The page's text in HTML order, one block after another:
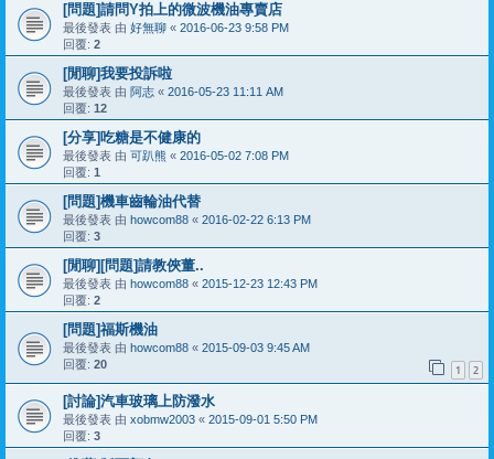
[問題]請問Y拍上的微波機油專賣店
最後發表 由 好無聊 « 2016-06-23 9:58 PM
回覆: 2
[閒聊]我要投訴啦
最後發表 由 阿志 « 2016-05-23 11:11 AM
回覆: 12
[分享]吃糖是不健康的
最後發表 由 可趴熊 « 2016-05-02 7:08 PM
回覆: 1
[問題]機車齒輪油代替
最後發表 由 howcom88 « 2016-02-22 6:13 PM
回覆: 3
[閒聊][問題]請教俠董..
最後發表 由 howcom88 « 2015-12-23 12:43 PM
回覆: 2
[問題]福斯機油
最後發表 由 howcom88 « 2015-09-03 9:45 AM
回覆: 20 1 2
[討論]汽車玻璃上防潑水
最後發表 由 xobmw2003 « 2015-09-01 5:50 PM
回覆: 3